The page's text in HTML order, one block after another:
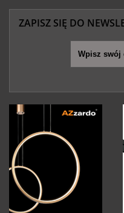
ZAPISZ SIĘ DO